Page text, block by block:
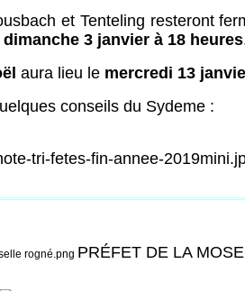
et Tenteling resteront
dimanche 3 janvier à 18 heures
aura lieu le mercredi 13
conseils du Sydeme :
PRÉFET DE LA